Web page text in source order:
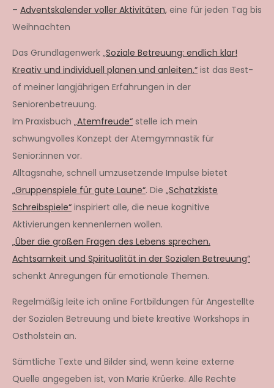
– Adventskalender voller Aktivitäten, eine für jeden Tag bis
Weihnachten
Das Grundlagenwerk „Soziale Betreuung: endlich klar!
Kreativ und individuell planen und anleiten.“ ist das Best-
of meiner langjährigen Erfahrungen in der
Seniorenbetreuung.
Im Praxisbuch „Atemfreude“ stelle ich mein
schwungvolles Konzept der Atemgymnastik für
Senior:innen vor.
Alltagsnahe, schnell umzusetzende Impulse bietet
„Gruppenspiele für gute Laune“. Die „Schatzkiste
Schreibspiele“ inspiriert alle, die neue kognitive
Aktivierungen kennenlernen wollen.
„Über die großen Fragen des Lebens sprechen.
Achtsamkeit und Spiritualität in der Sozialen Betreuung“
schenkt Anregungen für emotionale Themen.
Regelmäßig leite ich online Fortbildungen für Angestellte
der Sozialen Betreuung und biete kreative Workshops in
Ostholstein an.
Sämtliche Texte und Bilder sind, wenn keine externe
Quelle angegeben ist, von Marie Krüerke. Alle Rechte